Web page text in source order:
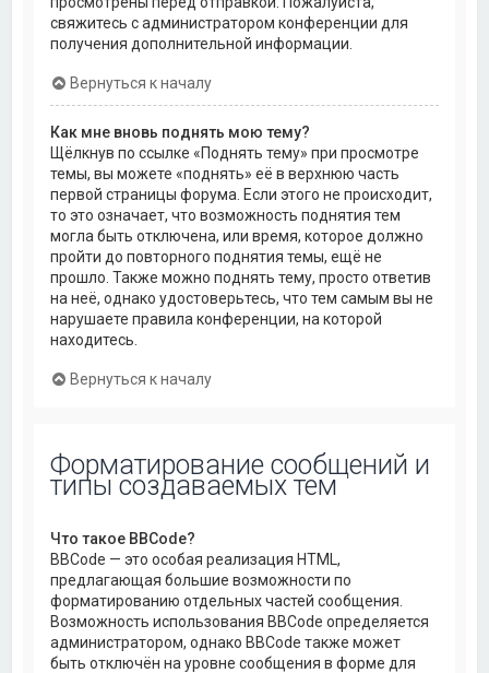
свяжитесь с администратором конференции для
получения дополнительной информации.
Вернуться к началу
Как мне вновь поднять мою тему?
Щёлкнув по ссылке «Поднять тему» при просмотре
темы, вы можете «поднять» её в верхнюю часть
первой страницы форума. Если этого не происходит,
то это означает, что возможность поднятия тем
могла быть отключена, или время, которое должно
пройти до повторного поднятия темы, ещё не
прошло. Также можно поднять тему, просто ответив
на неё, однако удостоверьтесь, что тем самым вы не
нарушаете правила конференции, на которой
находитесь.
Вернуться к началу
Форматирование сообщений и
типы создаваемых тем
Что такое BBCode?
BBCode — это особая реализация HTML,
предлагающая большие возможности по
форматированию отдельных частей сообщения.
Возможность использования BBCode определяется
администратором, однако BBCode также может
быть отключён на уровне сообщения в форме для